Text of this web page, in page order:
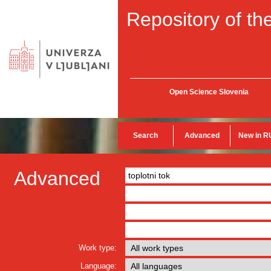
Repository of
Open Science Slovenia
Search Advanced New in
Advanced
Work type:
Language: